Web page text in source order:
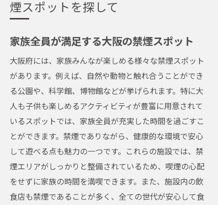
煙スポットを探して
家族全員が満足する大阪の禁煙スポット
大阪府には、家族みんなが楽しめる様々な禁煙スポット
があります。例えば、自然や動物と触れ合うことができ
る公園や、科学館、博物館などが挙げられます。特に大
人も子供も楽しめるアクティビティが豊富に用意されて
いるスポットでは、家族全員が充実した時間を過ごすこ
とができます。禁煙でありながら、健康的な環境で安心
して遊べる点も魅力の一つです。これらの施設では、禁
煙エリアがしっかりと整備されているため、喫煙の心配
をせずに家族の時間を満喫できます。また、施設内の飲
食店も禁煙であることが多く、全ての世代が安心して食